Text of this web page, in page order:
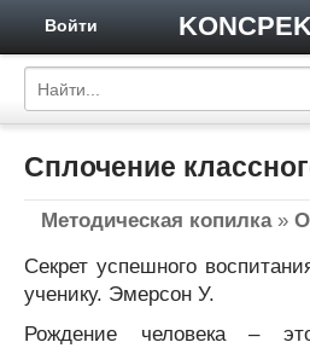
Войти
Сплочение
Методическая копилка»
Секрет успешного
ученику. Эмерсон У.
Рождение человека –